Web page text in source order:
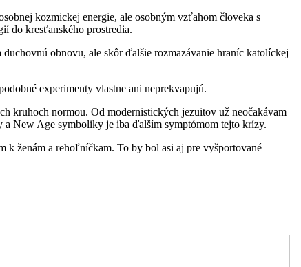
kozmickej energie, ale osobným vzťahom človeka s
do kresťanského prostredia.
obnovu, ale skôr ďalšie rozmazávanie hraníc katolíckej
experimenty vlastne ani neprekvapujú.
kruhoch normou. Od modernistických jezuitov už neočakávam
New Age symboliky je iba ďalším symptómom tejto krízy.
k ženám a rehoľníčkam. To by bol asi aj pre vyšportované